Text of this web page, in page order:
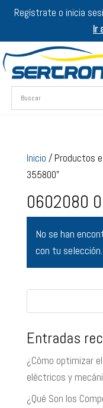
Regístrate o inicia
Ir
Inicio / Productos
355800”
0602080
No se han
con tu selección.
Entradas
¿Cómo optimizar
eléctricos y
¿Qué Son los